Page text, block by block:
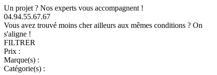
Un projet ? Nos experts vous accompagnent !
04.94.55.67.67
Vous avez trouvé moins cher ailleurs aux mêmes conditions ? On
s'aligne !
FILTRER
Prix :
Marque(s) :
Catégorie(s) :